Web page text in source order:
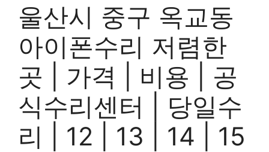
울산시 중구 옥교동
아이폰수리 저렴한
곳 | 가격 | 비용 | 공
식수리센터 | 당일수
리 | 12 | 13 | 14 | 15